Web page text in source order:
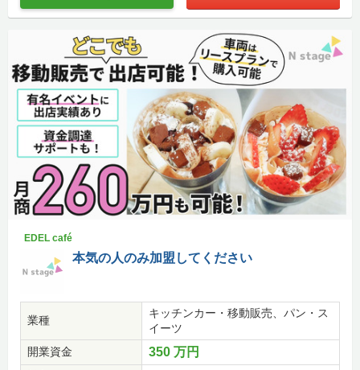
EDEL café
本気の人のみ加盟してください
業種
キッチンカー・移動販売、パン・ス
イーツ
開業資金
350 万円